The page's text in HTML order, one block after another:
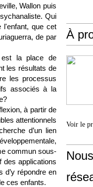
Wallon puis
Qui
l'enfant, que cet
de par
est la place de
les résultats de
les processus
associés à la
à partir de
attentionnels
d’un lien
commun sous-
des applications
d’y répondre en
ces enfants.
À
Voir le